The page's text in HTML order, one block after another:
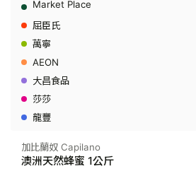
加比蘭奴 Capilano
澳洲天然蜂蜜 1公斤